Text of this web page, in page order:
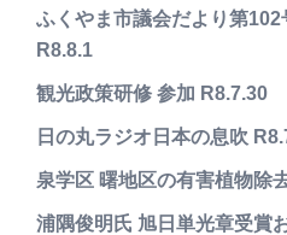
ふくやま市議会だより第102
R8.8.1
観光政策研修 参加 R8.7.30
日の丸ラジオ日本の息吹
泉学区 曙地区の有害植物除
浦隅俊明氏 旭日単光章受賞